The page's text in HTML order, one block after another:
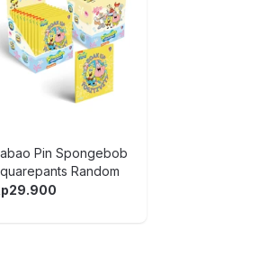
Pin Spongebob
Random
29.900